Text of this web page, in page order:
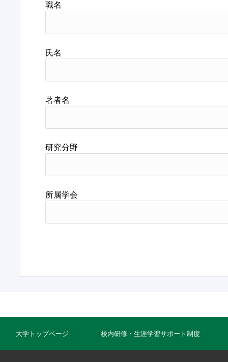
職名
氏名
著者名
研究分野
所属学会
大学トップページ 校内研修・生涯学習サポート制度